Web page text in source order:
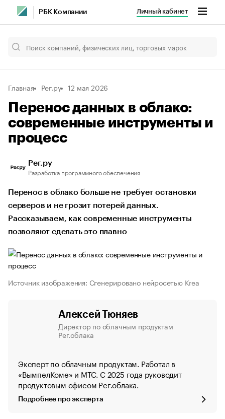
РБК Компании Личный кабинет
Главная Рег.ру 12 мая 2026
Перенос данных в облако:
современные инструменты и
процесс
Рег.ру
Разработка программного обеспечения
Перенос в облако больше не требует остановки
серверов и не грозит потерей данных.
Рассказываем, как современные инструменты
позволяют сделать это плавно
Источник изображения: Сгенерировано нейросетью Krea
Алексей Тюняев
Директор по облачным продуктам
Рег.облака
Эксперт по облачным продуктам. Работал в
«ВымпелКоме» и МТС. С 2025 года руководит
продуктовым офисом Рег.облака.
Подробнее про эксперта